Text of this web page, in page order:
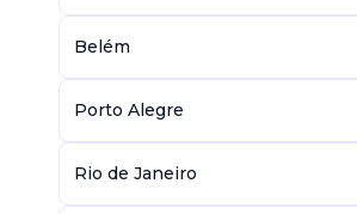
Belém
Porto Alegre
Rio de Janeiro